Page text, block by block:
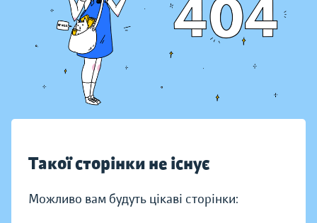
Такої сторінки не існує
Можливо вам будуть цікаві сторінки: